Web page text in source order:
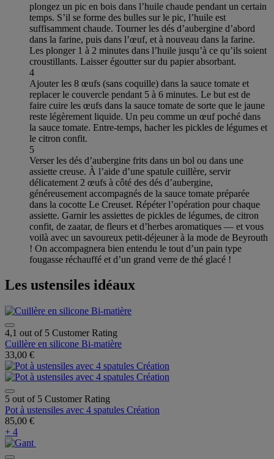
plongez un pic en bois dans l’huile chaude pendant un certain
temps. S’il se forme des bulles sur le pic, l’huile est
suffisamment chaude. Tourner les dés d’aubergine d’abord
dans la farine, puis dans l’œuf, et à nouveau dans la farine.
Les plonger 1 à 2 minutes dans l’huile jusqu’à ce qu’ils soient
croustillants. Laisser égoutter sur du papier absorbant.
4
Ajouter les 8 œufs (sans coquille) dans la sauce tomate et
replacer le couvercle pendant 5 à 6 minutes. Le but est de
faire cuire les œufs dans la sauce tomate de sorte que le jaune
reste légèrement liquide. Un peu comme un œuf poché dans
la sauce tomate. Entre-temps, hacher les pickles de légumes et
le citron confit.
5
Verser les dés d’aubergine frits dans un bol ou dans une
assiette creuse. À l’aide d’une spatule cuillère, servir
délicatement 2 œufs à côté des dés d’aubergine,
généreusement accompagnés de la sauce tomate préparée
dans la cocotte Le Creuset. Répéter l’opération pour chaque
assiette. Garnir les assiettes de pickles de légumes, de citron
confit, de zaatar, de fleurs et d’herbes aromatiques — et vous
voilà avec un savoureux petit-déjeuner à la mode de Beyrouth
! On accompagnera bien entendu le tout d’un pain type
fougasse réchauffé et d’un grand verre de thé glacé !
Les ustensiles idéaux
4,1 out of 5 Customer Rating
Cuillère en silicone Bi-matière
33,00 €
5 out of 5 Customer Rating
Pot à ustensiles avec 4 spatules Création
85,00 €
+ 4